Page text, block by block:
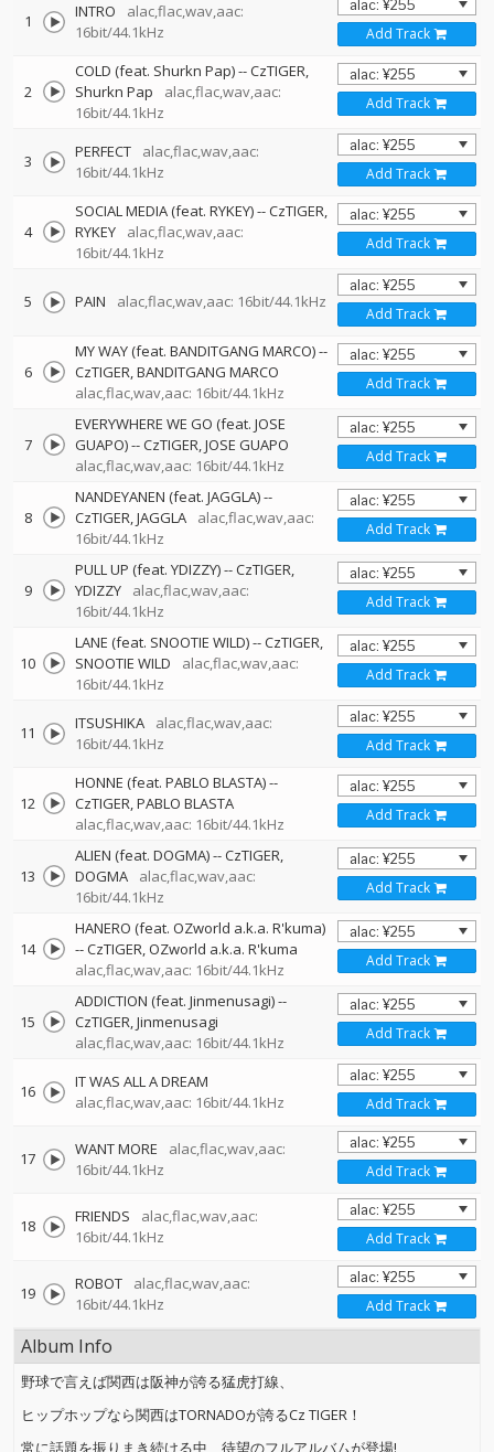
1 INTRO
alac,flac,wav,aac:
16bit/44.1kHz
Add Track
2
COLD (feat. Shurkn Pap)--CzTIGER
Shurkn Pap
alac,flac,wav,aac:
16bit/44.1kHz
Add Track
3 PERFECT
alac,flac,wav,aac:
16bit/44.1kHz
Add Track
4
SOCIAL MEDIA (feat. RYKEY)--CzTIGER
RYKEY
alac,flac,wav,aac:
16bit/44.1kHz
Add Track
5 PAIN alac,flac,wav,aac: 16bit/44.1kHz
Add Track
6
MY WAY (feat. BANDITGANG MARCO)--
CzTIGER BANDITGANG MARCO
alac,flac,wav,aac: 16bit/44.1kHz
Add Track
7
EVERYWHERE WE GO (feat. JOSE
GUAPO)--CzTIGER JOSE GUAPO
alac,flac,wav,aac: 16bit/44.1kHz
Add Track
8
NANDEYANEN (feat. JAGGLA)--
CzTIGER JAGGLA
alac,flac,wav,aac:
16bit/44.1kHz
Add Track
9
PULL UP (feat. YDIZZY)--CzTIGER
YDIZZY
alac,flac,wav,aac:
16bit/44.1kHz
Add Track
10
LANE (feat. SNOOTIE WILD)--CzTIGER
SNOOTIE WILD
alac,flac,wav,aac:
16bit/44.1kHz
Add Track
11 ITSUSHIKA
alac,flac,wav,aac:
16bit/44.1kHz
Add Track
12
HONNE (feat. PABLO BLASTA)--
CzTIGER PABLO BLASTA
alac,flac,wav,aac: 16bit/44.1kHz
Add Track
13
ALIEN (feat. DOGMA)--CzTIGER
DOGMA
alac,flac,wav,aac:
16bit/44.1kHz
Add Track
14
HANERO (feat. OZworld a.k.a. R'kuma)
--CzTIGER OZworld a.k.a. R'kuma
alac,flac,wav,aac: 16bit/44.1kHz
Add Track
15
ADDICTION (feat. Jinmenusagi)--
CzTIGER Jinmenusagi
alac,flac,wav,aac: 16bit/44.1kHz
Add Track
16
IT WAS ALL A DREAM
alac,flac,wav,aac: 16bit/44.1kHz
Add Track
17 WANT MORE
alac,flac,wav,aac:
16bit/44.1kHz
Add Track
18 FRIENDS
alac,flac,wav,aac:
16bit/44.1kHz
Add Track
19 ROBOT
alac,flac,wav,aac:
16bit/44.1kHz
Add Track
Album Info
野球で言えば関西は阪神が誇る猛虎打線、
ヒップホップなら関西はTORNADOが誇るCz TIGER！
常に話題を振りまき続ける中、待望のフルアルバムが登場!